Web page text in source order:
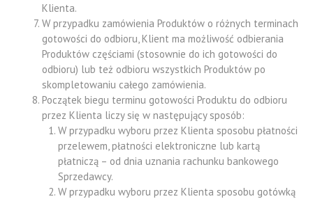
Klienta.
W przypadku zamówienia Produktów o różnych terminach
gotowości do odbioru, Klient ma możliwość odbierania
Produktów częściami (stosownie do ich gotowości do
odbioru) lub też odbioru wszystkich Produktów po
skompletowaniu całego zamówienia.
Początek biegu terminu gotowości Produktu do odbioru
przez Klienta liczy się w następujący sposób:
W przypadku wyboru przez Klienta sposobu płatności
przelewem, płatności elektroniczne lub kartą
płatniczą – od dnia uznania rachunku bankowego
Sprzedawcy.
W przypadku wyboru przez Klienta sposobu gotówką